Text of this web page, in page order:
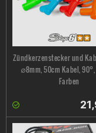
Zündkerzenstecker und
∅8mm, 50cm Kabel,
Farben